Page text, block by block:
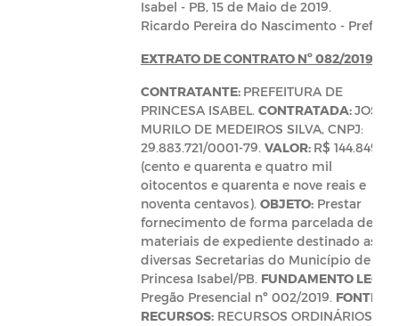
Isabel - PB, 15 de Maio de 2019.
Ricardo Pereira do Nascimento - Prefeito
EXTRATO DE CONTRATO Nº 082/2019
CONTRATANTE: PREFEITURA DE
PRINCESA ISABEL. CONTRATADA:JOSE
MURILO DE MEDEIROS SILVA, CNPJ:
29.883.721/0001-79. VALOR: R$ 144.849,90
(cento e quarenta e quatro mil
oitocentos e quarenta e nove reais e
noventa centavos). OBJETO:Prestar
fornecimento de forma parcelada de
materiais de expediente destinado as
diversas Secretarias do Município de
Princesa Isabel/PB. FUNDAMENTO LEGAL:
Pregão Presencial nº 002/2019. FONTE DE
RECURSOS:RECURSOS ORDINÁRIOS DA